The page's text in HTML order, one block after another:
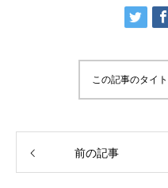
この記事のタイ
前の記事